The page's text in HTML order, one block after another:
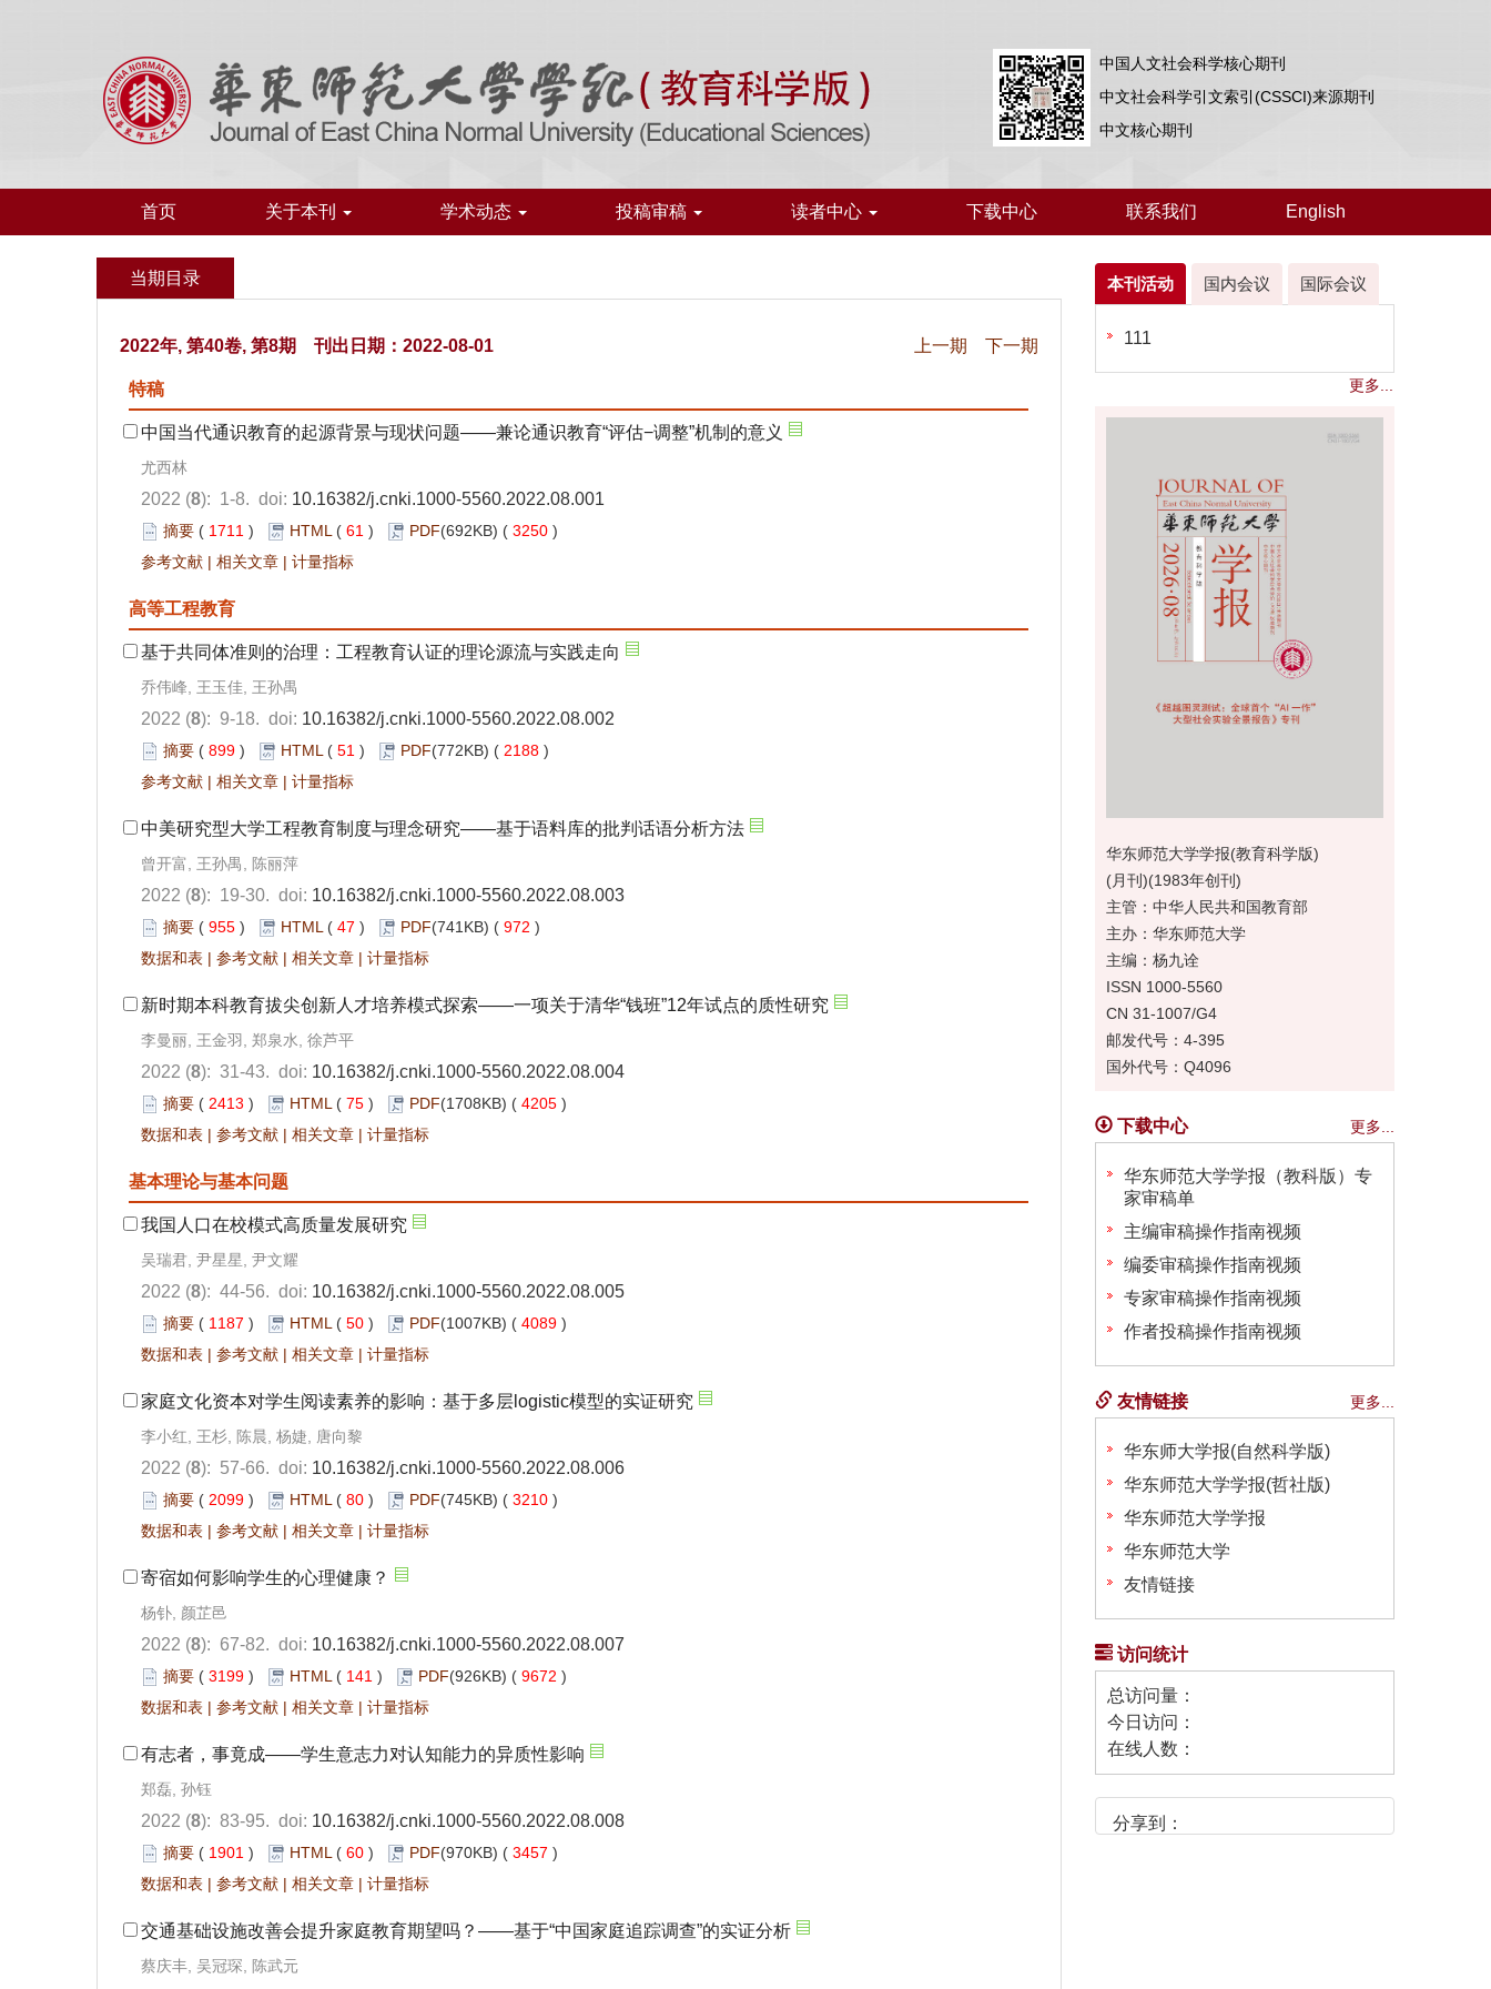
中国人文社会科学核心期刊
中文社会科学引文索引(CSSCI)来源期刊
中文核心期刊
首页 关于本刊 学术动态 投稿审稿 读者中心 下载中心 联系我们 English
当期目录
2022年, 第40卷, 第8期 刊出日期：2022-08-01 上一期 下一期
特稿
中国当代通识教育的起源背景与现状问题——兼论通识教育“评估−调整”机制的意义
尤西林
2022 (8): 1-8. doi: 10.16382/j.cnki.1000-5560.2022.08.001
摘要 ( 1711 ) HTML ( 61 ) PDF(692KB) ( 3250 )
参考文献 | 相关文章 | 计量指标
高等工程教育
基于共同体准则的治理：工程教育认证的理论源流与实践走向
乔伟峰, 王玉佳, 王孙禺
2022 (8): 9-18. doi: 10.16382/j.cnki.1000-5560.2022.08.002
摘要 ( 899 ) HTML ( 51 ) PDF(772KB) ( 2188 )
参考文献 | 相关文章 | 计量指标
中美研究型大学工程教育制度与理念研究——基于语料库的批判话语分析方法
曾开富, 王孙禺, 陈丽萍
2022 (8): 19-30. doi: 10.16382/j.cnki.1000-5560.2022.08.003
摘要 ( 955 ) HTML ( 47 ) PDF(741KB) ( 972 )
数据和表 | 参考文献 | 相关文章 | 计量指标
新时期本科教育拔尖创新人才培养模式探索——一项关于清华“钱班”12年试点的质性研究
李曼丽, 王金羽, 郑泉水, 徐芦平
2022 (8): 31-43. doi: 10.16382/j.cnki.1000-5560.2022.08.004
摘要 ( 2413 ) HTML ( 75 ) PDF(1708KB) ( 4205 )
数据和表 | 参考文献 | 相关文章 | 计量指标
基本理论与基本问题
我国人口在校模式高质量发展研究
吴瑞君, 尹星星, 尹文耀
2022 (8): 44-56. doi: 10.16382/j.cnki.1000-5560.2022.08.005
摘要 ( 1187 ) HTML ( 50 ) PDF(1007KB) ( 4089 )
数据和表 | 参考文献 | 相关文章 | 计量指标
家庭文化资本对学生阅读素养的影响：基于多层logistic模型的实证研究
李小红, 王杉, 陈晨, 杨婕, 唐向黎
2022 (8): 57-66. doi: 10.16382/j.cnki.1000-5560.2022.08.006
摘要 ( 2099 ) HTML ( 80 ) PDF(745KB) ( 3210 )
数据和表 | 参考文献 | 相关文章 | 计量指标
寄宿如何影响学生的心理健康？
杨钋, 颜芷邑
2022 (8): 67-82. doi: 10.16382/j.cnki.1000-5560.2022.08.007
摘要 ( 3199 ) HTML ( 141 ) PDF(926KB) ( 9672 )
数据和表 | 参考文献 | 相关文章 | 计量指标
有志者，事竟成——学生意志力对认知能力的异质性影响
郑磊, 孙钰
2022 (8): 83-95. doi: 10.16382/j.cnki.1000-5560.2022.08.008
摘要 ( 1901 ) HTML ( 60 ) PDF(970KB) ( 3457 )
数据和表 | 参考文献 | 相关文章 | 计量指标
交通基础设施改善会提升家庭教育期望吗？——基于“中国家庭追踪调查”的实证分析
蔡庆丰, 吴冠琛, 陈武元
本刊活动 国内会议 国际会议
111
更多...
华东师范大学学报(教育科学版)
(月刊)(1983年创刊)
主管：中华人民共和国教育部
主办：华东师范大学
主编：杨九诠
ISSN 1000-5560
CN 31-1007/G4
邮发代号：4-395
国外代号：Q4096
下载中心 更多...
华东师范大学学报（教科版）专
家审稿单
主编审稿操作指南视频
编委审稿操作指南视频
专家审稿操作指南视频
作者投稿操作指南视频
友情链接 更多...
华东师大学报(自然科学版)
华东师范大学学报(哲社版)
华东师范大学学报
华东师范大学
友情链接
访问统计
总访问量：
今日访问：
在线人数：
分享到：